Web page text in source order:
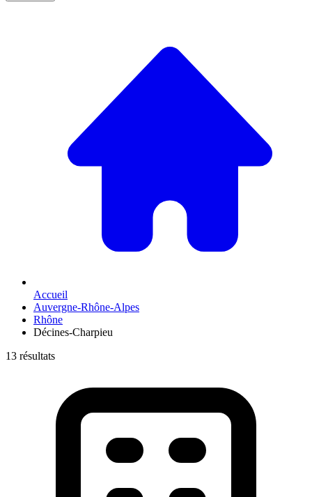
Accueil
Auvergne-Rhône-Alpes
Rhône
Décines-Charpieu
13 résultats